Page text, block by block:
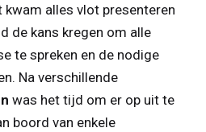
kwam alles vlot presenteren
de kans kregen om alle
te spreken en de nodige
Na verschillende
was het tijd om er op uit te
boord van enkele